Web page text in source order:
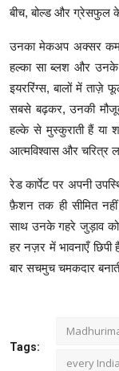
बीच, बोल्ड और ग्रेसफुल
उनका मेकअप अक्सर
हल्का सा ब्लश और
इयररिंग्स, बालों में ताज़े
सबसे बढ़कर, उनकी
हल्के से मुस्कुराती हैं या
आत्मविश्वास और चरित्र
रेड कार्पेट पर अपनी
फ़ैशन तक ही सीमित
साथ उनके गहरे जुड़ाव को
हर नज़र में भावनाएँ छिपी
बार सचमुच चमकदार
Tags:
every